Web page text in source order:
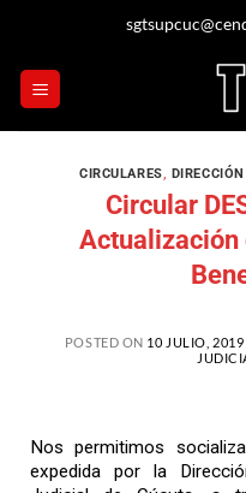
CIRCULARES,
Circular
Actualización
POSTED ON 10 JULIO, 2019
Nos permitimos
expedida por la